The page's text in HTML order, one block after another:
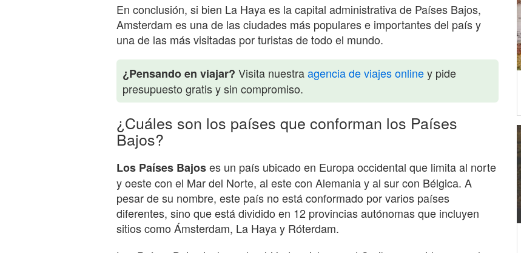
En conclusión, si bien La Haya es la capital administrativa de Países Bajos,
Amsterdam es una de las ciudades más populares e importantes del país y
una de las más visitadas por turistas de todo el mundo.
¿Pensando en viajar? Visita nuestraagencia de viajes onliney pide
presupuesto gratis y sin compromiso.
¿Cuáles son los países que conforman los Países
Bajos?
Los Países Bajoses un país ubicado en Europa occidental que limita al norte
y oeste con el Mar del Norte, al este con Alemania y al sur con Bélgica. A
pesar de su nombre, este país no está conformado por varios países
diferentes, sino que está dividido en 12 provincias autónomas que incluyen
sitios como Ámsterdam, La Haya y Róterdam.